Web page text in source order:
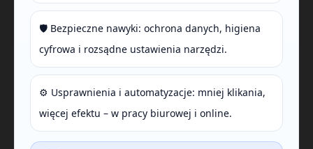
🛡️ Bezpieczne nawyki: ochrona danych, higiena
cyfrowa i rozsądne ustawienia narzędzi.
⚙️ Usprawnienia i automatyzacje: mniej klikania,
więcej efektu – w pracy biurowej i online.